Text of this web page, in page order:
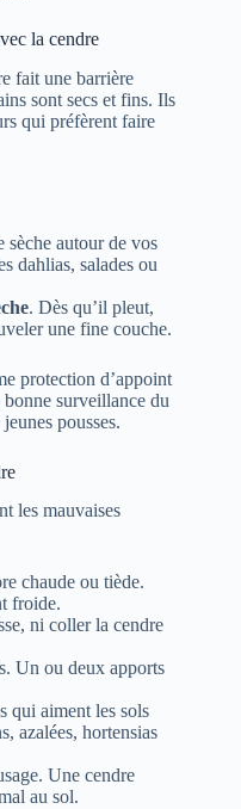
la cendre
fait une barrière
sont secs et fins. Ils
qui préfèrent faire
sèche autour de vos
dahlias, salades ou
. Dès qu’il pleut,
une fine couche.
protection d’appoint
surveillance du
pousses.
les mauvaises
chaude ou tiède.
froide.
ni coller la cendre
Un ou deux apports
qui aiment les sols
azalées, hortensias
Une cendre
au sol.